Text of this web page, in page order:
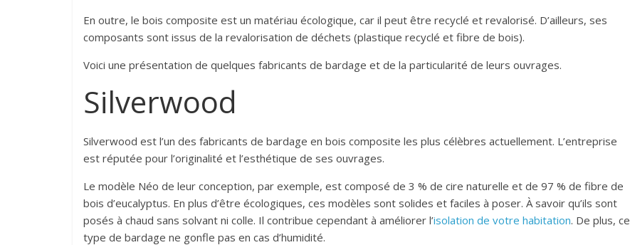
En outre, le bois composite est un matériau écologique, car il peut être recyclé et revalorisé. D’ailleurs, ses
composants sont issus de la revalorisation de déchets (plastique recyclé et fibre de bois).
Voici une présentation de quelques fabricants de bardage et de la particularité de leurs ouvrages.
Silverwood
Silverwood est l’un des fabricants de bardage en bois composite les plus célèbres actuellement. L’entreprise
est réputée pour l’originalité et l’esthétique de ses ouvrages.
Le modèle Néo de leur conception, par exemple, est composé de 3 % de cire naturelle et de 97 % de fibre de
bois d’eucalyptus. En plus d’être écologiques, ces modèles sont solides et faciles à poser. À savoir qu’ils sont
posés à chaud sans solvant ni colle. Il contribue cependant à améliorer l’isolation de votre habitation. De plus, ce
type de bardage ne gonfle pas en cas d’humidité.